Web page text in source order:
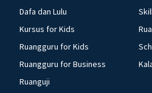
Dafa dan Lulu
Kursus for Kids
Ruangguru for Kids
Ruangguru for Business
Ruanguji